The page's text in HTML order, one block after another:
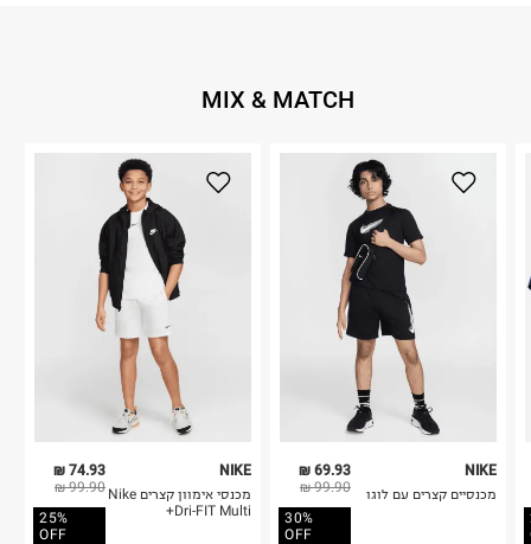
MIX & MATCH
74.93 ₪
99.90 ₪
25%
OFF
NIKE
מכנסי אימוון קצרים Nike
Dri-FIT Multi+
69.93 ₪
99.90 ₪
30%
OFF
NIKE
מכנסיים קצרים עם לוגו